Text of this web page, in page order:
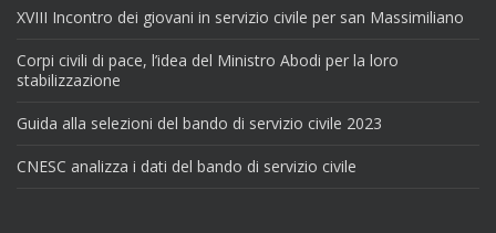
XVIII Incontro dei giovani in servizio civile per san Massimiliano
Corpi civili di pace, l’idea del Ministro Abodi per la loro
stabilizzazione
Guida alla selezioni del bando di servizio civile 2023
CNESC analizza i dati del bando di servizio civile